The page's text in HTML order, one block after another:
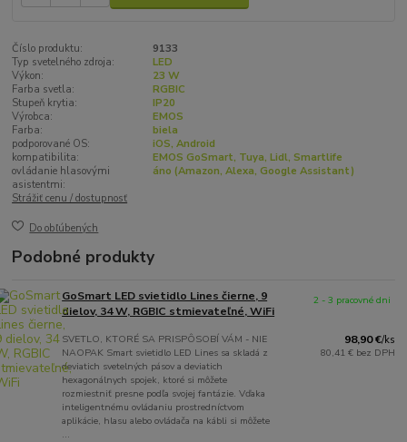
Číslo produktu:
9133
Typ svetelného zdroja:
LED
Výkon:
23 W
Farba svetla:
RGBIC
Stupeň krytia:
IP20
Výrobca:
EMOS
Farba:
biela
podporované OS:
iOS, Android
kompatibilita:
EMOS GoSmart, Tuya, Lidl, Smartlife
ovládanie hlasovými
asistentmi:
áno (Amazon, Alexa, Google Assistant)
Strážiť cenu / dostupnosť
Do obľúbených
Podobné produkty
GoSmart LED svietidlo Lines čierne, 9
dielov, 34 W, RGBIC stmievateľné, WiFi
SVETLO, KTORÉ SA PRISPÔSOBÍ VÁM - NIE
NAOPAK Smart svietidlo LED Lines sa skladá z
deviatich svetelných pásov a deviatich
hexagonálnych spojek, ktoré si môžete
rozmiestniť presne podľa svojej fantázie. Vďaka
inteligentnému ovládaniu prostredníctvom
aplikácie, hlasu alebo ovládača na kábli si môžete
...
98,90 €/ks
80,41 € bez DPH
2 - 3 pracovné dni